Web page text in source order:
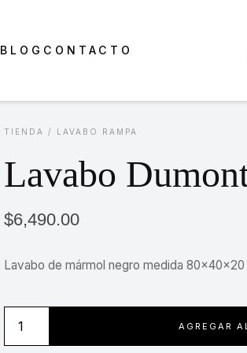
BLOG CONTACTO
TIENDA / LAVABO RAMPA
Lavabo
$6,490.00
Lavabo de mármol negro medida
Dumont
AGREGAR